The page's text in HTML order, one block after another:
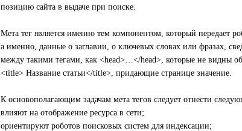
позицию сайта в выдаче при поиске.
Мета тег является именно тем компонентом, который передает
а именно, данные о заглавии, о ключевых словах или фразах,
между такими тегами, как <head>…</head>, которые не видны
<title> Название статьи</title>, придающие странице значение.
К основополагающим задачам мета тегов следует отнести
влияют на отображение ресурса в сети;
ориентируют роботов поисковых систем для индексации;